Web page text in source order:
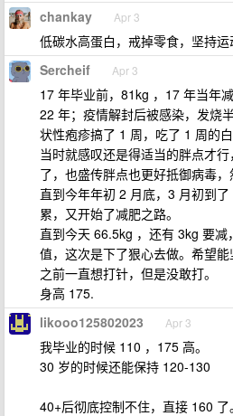
chankay Apr 3
低碳水高蛋白，戒掉零食，坚持
Sercheif Apr 3
17 年毕业前，81kg ，17 年当年
22 年；疫情解封后被感染，发烧
状性疱疹搞了 1 周，吃了 1 周的白
当时就感叹还是得适当的胖点才
了，也盛传胖点也更好抵御病毒，
直到今年年初 2 月底，3 月初到
累，又开始了减肥之路。
直到今天 66.5kg ，还有 3kg 要
值，这次是下了狠心去做。希望能
之前一直想打针，但是没敢打。
身高 175.
likooo125802023 Apr 3
我毕业的时候 110 ，175 高。
30 岁的时候还能保持 120-130
40+后彻底控制不住，直接 160 了